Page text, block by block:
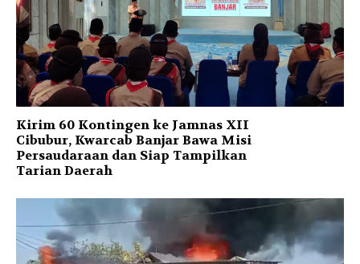
Kirim 60 Kontingen ke Jamnas XII
Cibubur, Kwarcab Banjar Bawa Misi
Persaudaraan dan Siap Tampilkan
Tarian Daerah